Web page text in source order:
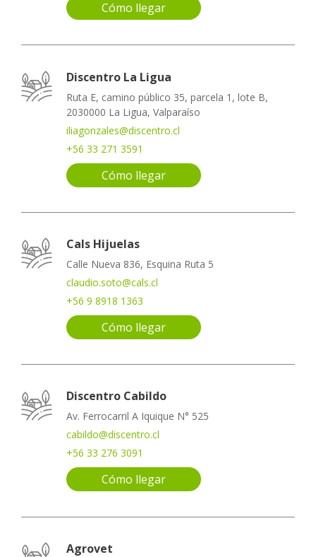
Cómo llegar
Discentro La Ligua
Ruta E, camino público 35, parcela 1, lote B,
2030000 La Ligua, Valparaíso
iliagonzales@discentro.cl
+56 33 271 3591
Cómo llegar
Cals Hijuelas
Calle Nueva 836, Esquina Ruta 5
claudio.soto@cals.cl
+56 9 8918 1363
Cómo llegar
Discentro Cabildo
Av. Ferrocarril A Iquique N° 525
cabildo@discentro.cl
+56 33 276 3091
Cómo llegar
Agrovet